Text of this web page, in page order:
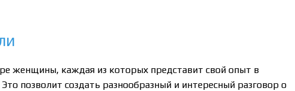
женщины, каждая из которых представит свой опыт в
позволит создать разнообразный и интересный разговор о